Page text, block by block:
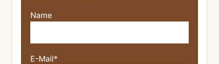
Name
E-Mail*